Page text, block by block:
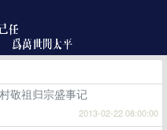
敬祖归宗盛事记
2013-02-22 08:00:00